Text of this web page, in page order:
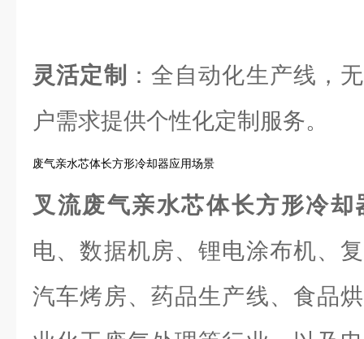
灵活定制
：全自动化生产线，
户需求提供个性化定制服务。
废气亲水芯体长方形冷却器应用场景
叉流废气亲水芯体长方形冷却
电、数据机房、锂电涂布机、
汽车烤房、药品生产线、食品